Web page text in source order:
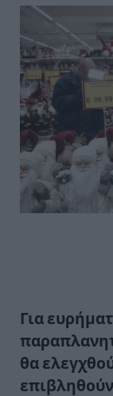
Για
θα
επιβληθούν